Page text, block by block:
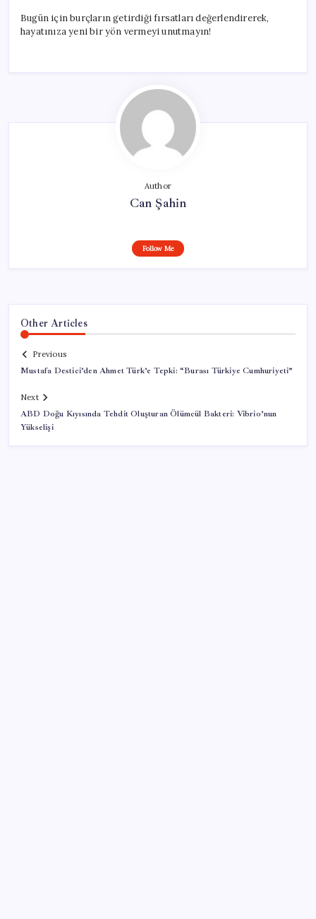
Bugün için burçların getirdiği fırsatları değerlendirerek,
hayatınıza yeni bir yön vermeyi unutmayın!
Author
Can Şahin
Follow Me
Other Articles
Previous
Mustafa Destici’den Ahmet Türk’e Tepki: “Burası Türkiye Cumhuriyeti”
Next
ABD Doğu Kıyısında Tehdit Oluşturan Ölümcül Bakteri: Vibrio’nun
Yükselişi